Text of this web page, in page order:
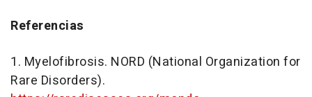
Referencias
1. Myelofibrosis. NORD (National Organization for
Rare Disorders).